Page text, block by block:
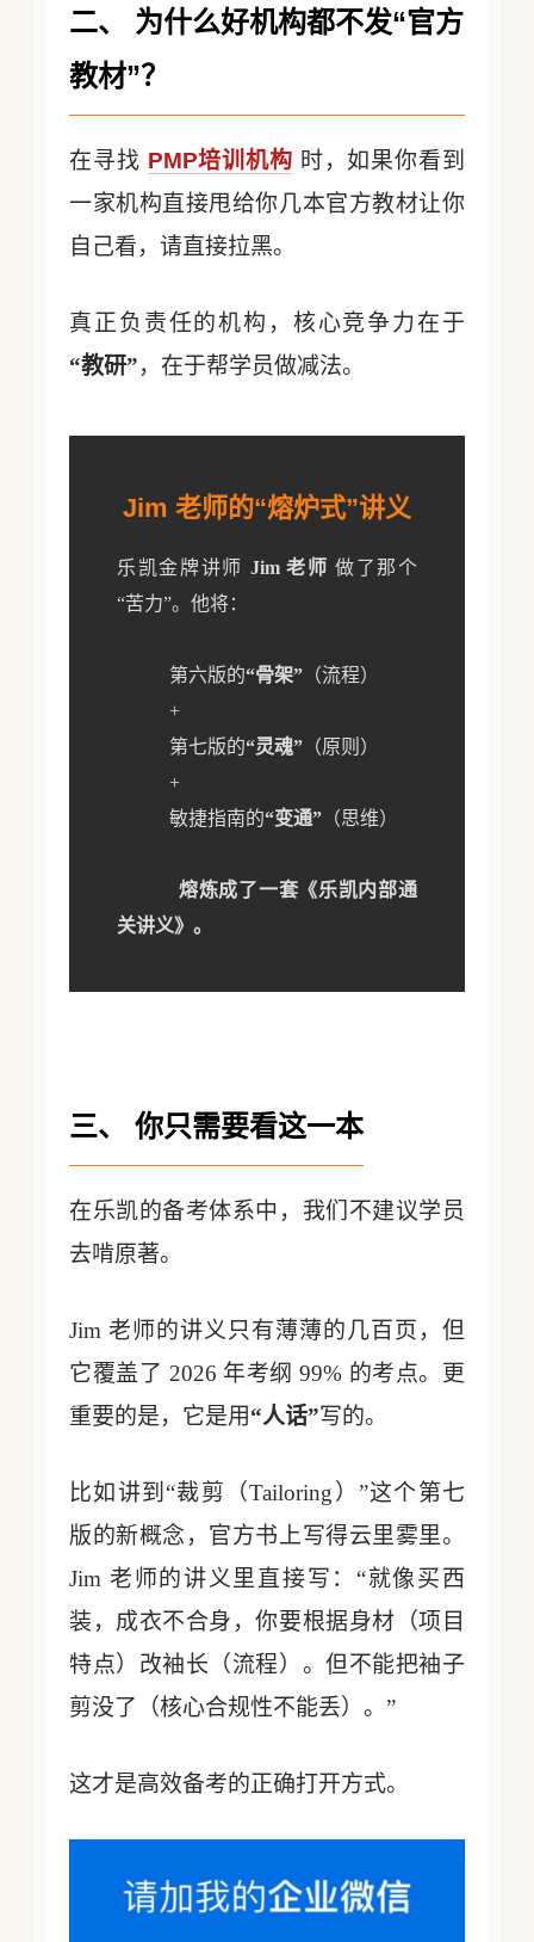
二、 为什么好机构都不发“官方
教材”？
在寻找 PMP培训机构 时，如果你看到
一家机构直接甩给你几本官方教材让你
自己看，请直接拉黑。
真正负责任的机构，核心竞争力在于
“教研”，在于帮学员做减法。
Jim 老师的“熔炉式”讲义
乐凯金牌讲师 Jim 老师 做了那个
“苦力”。他将：
第六版的“骨架” （流程）
+
第七版的“灵魂” （原则）
+
敏捷指南的“变通” （思维）
熔炼成了一套《乐凯内部通
关讲义》。
三、 你只需要看这一本
在乐凯的备考体系中，我们不建议学员
去啃原著。
Jim 老师的讲义只有薄薄的几百页，但
它覆盖了 2026 年考纲 99% 的考点。更
重要的是，它是用“人话”写的。
比如讲到“裁剪（Tailoring）”这个第七
版的新概念，官方书上写得云里雾里。
Jim 老师的讲义里直接写：“就像买西
装，成衣不合身，你要根据身材（项目
特点）改袖长（流程）。但不能把袖子
剪没了（核心合规性不能丢）。”
这才是高效备考的正确打开方式。